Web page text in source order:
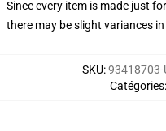
Since every item is made just
there may be slight variances
SKU:93418703-
Catégories: